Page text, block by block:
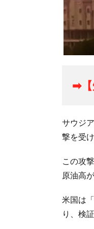
➡【
サウジ
撃を受
この攻
原油高
米国は
り、検